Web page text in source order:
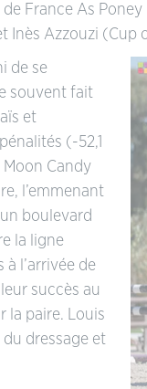
France As
Inès Azzouzi
de se
souvent fait
et
(-52,1
Candy
l’emmenant
boulevard
la ligne
à l’arrivée de
succès au
la paire. Louis
dressage et